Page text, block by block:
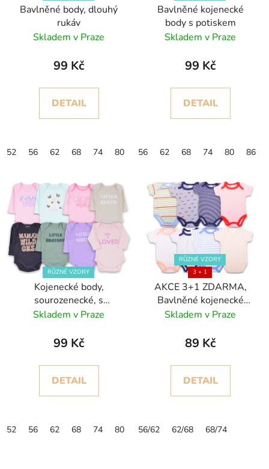
Bavlněné body, dlouhý
rukáv
Skladem v Praze
99 Kč
DETAIL
52 56 62 68 74 80 86
Bavlněné kojenecké
body s potiskem
Skladem v Praze
99 Kč
DETAIL
56 62 68 74 80 86
RŮZNÉ VZORY
Kojenecké body,
sourozenecké, s
nápisem
Skladem v Praze
99 Kč
DETAIL
52 56 62 68 74 80 86 92
RŮZNÉ VZORY
3 + 1
AKCE 3+1 ZDARMA,
Bavlněné kojenecké
body s krátkým rukávem
Skladem v Praze
89 Kč
DETAIL
56/62 62/68 68/74